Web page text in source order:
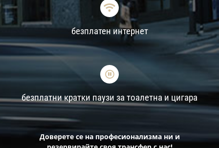
безплатен интернет
безплатни кратки паузи за тоалетна и цигара
Доверете се на професионализма ни и